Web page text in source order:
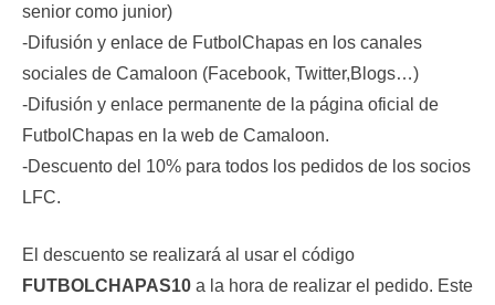
senior como junior)
-Difusión y enlace de FutbolChapas en los canales
sociales de Camaloon (Facebook, Twitter,Blogs…)
-Difusión y enlace permanente de la página oficial de
FutbolChapas en la web de Camaloon.
-Descuento del 10% para todos los pedidos de los socios
LFC.
El descuento se realizará al usar el código
FUTBOLCHAPAS10 a la hora de realizar el pedido. Este